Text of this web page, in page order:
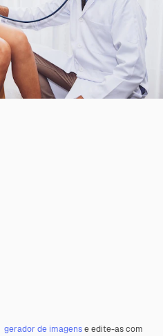
gerador de imagense edite-as com